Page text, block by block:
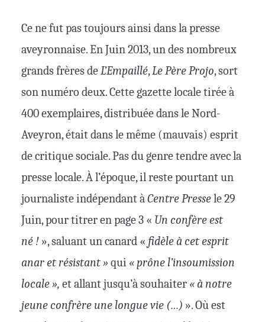
Ce ne fut pas toujours ainsi dans la presse
aveyronnaise. En Juin 2013, un des nombreux
grands frères deL’Empaillé,Le Père Projo, sort
son numéro deux. Cette gazette locale tirée à
400 exemplaires, distribuée dans le Nord-
Aveyron, était dans le même (mauvais) esprit
de critique sociale. Pas du genre tendre avec la
presse locale. À l’époque, il reste pourtant un
journaliste indépendant àCentre Pressele 29
Juin, pour titrer en page 3 « Un confère est
né ! », saluant un canard « fidèle à cet esprit
anar et résistant » qui « prône l’insoumission
locale », et allant jusqu’à souhaiter « à notre
jeune confrère une longue vie (…) ». Où est